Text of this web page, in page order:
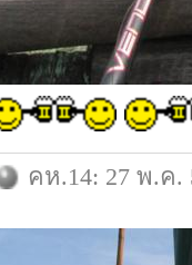
คห.14: 27 พ.ค.